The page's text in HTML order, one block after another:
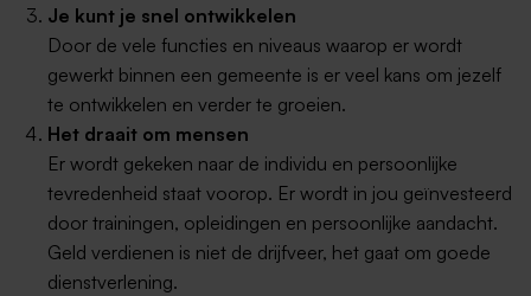
Je kunt je snel ontwikkelen
Door de vele functies en niveaus waarop er wordt
gewerkt binnen een gemeente is er veel kans om jezelf
te ontwikkelen en verder te groeien.
Het draait om mensen
Er wordt gekeken naar de individu en persoonlijke
tevredenheid staat voorop. Er wordt in jou geïnvesteerd
door trainingen, opleidingen en persoonlijke aandacht.
Geld verdienen is niet de drijfveer, het gaat om goede
dienstverlening.